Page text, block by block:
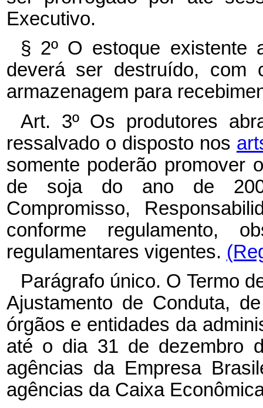
Executivo.
§ 2º O estoque existente
deverá ser destruído, com
armazenagem para
Art. 3º Os produtores
ressalvado o disposto nos
somente poderão promover
de soja do ano de
Compromisso,
conforme regulamento,
regulamentares vigentes.
Parágrafo único. O Termo
Ajustamento de Conduta,
órgãos e entidades da
até o dia 31 de dezembro
agências da Empresa
agências da Caixa